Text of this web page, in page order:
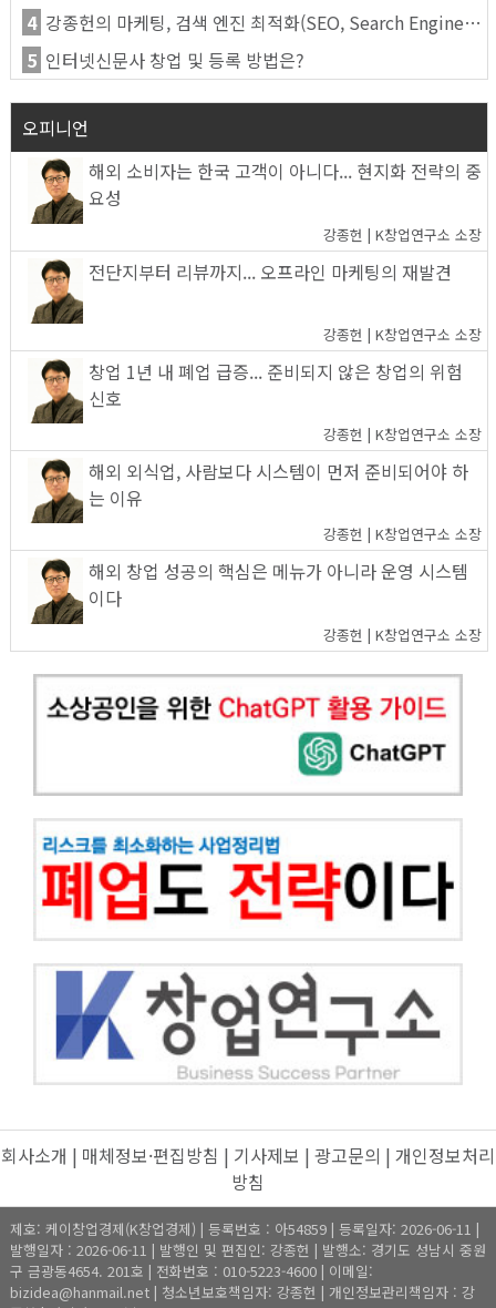
4 강종헌의 마케팅, 검색 엔진 최적화(SEO, Search Engine Optimization)란
5 인터넷신문사 창업 및 등록 방법은?
오피니언
해외 소비자는 한국 고객이 아니다... 현지화 전략의 중
요성
강종헌 | K창업연구소 소장
전단지부터 리뷰까지... 오프라인 마케팅의 재발견
강종헌 | K창업연구소 소장
창업 1년 내 폐업 급증... 준비되지 않은 창업의 위험
신호
강종헌 | K창업연구소 소장
해외 외식업, 사람보다 시스템이 먼저 준비되어야 하
는 이유
강종헌 | K창업연구소 소장
해외 창업 성공의 핵심은 메뉴가 아니라 운영 시스템
이다
강종헌 | K창업연구소 소장
회사소개 | 매체정보·편집방침 | 기사제보 | 광고문의 | 개인정보처리
방침
제호: 케이창업경제(K창업경제) | 등록번호 : 아54859 | 등록일자: 2026-06-11 |
발행일자 : 2026-06-11 | 발행인 및 편집인: 강종헌 | 발행소: 경기도 성남시 중원
구 금광동4654. 201호 | 전화번호 : 010-5223-4600 | 이메일:
bizidea@hanmail.net | 청소년보호책임자: 강종헌 | 개인정보관리책임자 : 강